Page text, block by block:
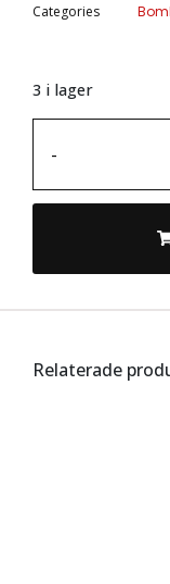
Categories
3 i lager
-
Relaterade